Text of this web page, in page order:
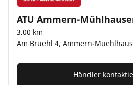
ATU Ammern-
3.00 km
Am Bruehl 4, Ammern-
Händler